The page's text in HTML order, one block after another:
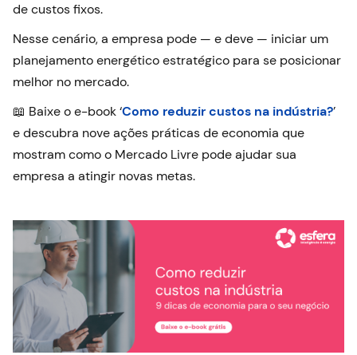
de custos fixos.
Nesse cenário, a empresa pode — e deve — iniciar um
planejamento energético estratégico para se posicionar
melhor no mercado.
📖 Baixe o e-book ‘Como reduzir custos na indústria?’
e descubra nove ações práticas de economia que
mostram como o Mercado Livre pode ajudar sua
empresa a atingir novas metas.